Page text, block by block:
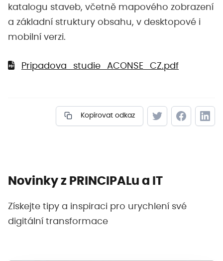
katalogu staveb, včetně mapového zobrazení
a základní struktury obsahu, v desktopové i
mobilní verzi.
Pripadova_studie_ACONSE_CZ.pdf
Kopírovat odkaz
Novinky z PRINCIPALu a IT
Získejte tipy a inspiraci pro urychlení své
digitální transformace